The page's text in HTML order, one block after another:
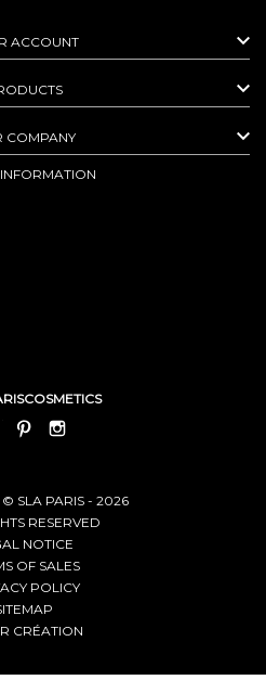
ACCOUNT 

COMPANY 
YOUTUBEPINTEREST
© SLA PARIS - 2026
RESERVED
NOTICE
OF SALES
POLICY
CRÉATION